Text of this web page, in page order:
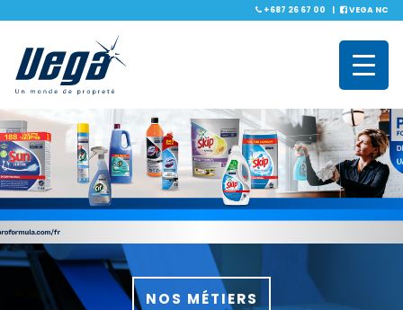
+687 26 67 00 | VEGA NC
Vega
NOS MÉTIERS